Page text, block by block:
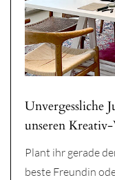
Unvergessliche
unseren
Plant ihr gerade
beste Freundin